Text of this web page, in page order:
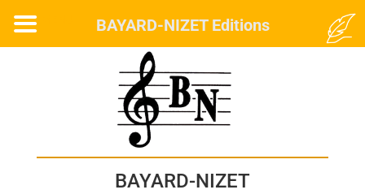
BAYARD-NIZET
BAYARD-NIZET Editions